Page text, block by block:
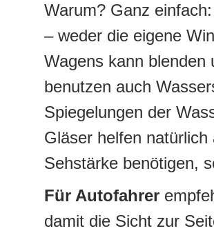
Warum? Ganz
– weder die eigene
Wagens kann blenden
benutzen auch
Spiegelungen der
Gläser helfen
Sehstärke benötigen,
Für Autofahrer
damit die Sicht zur